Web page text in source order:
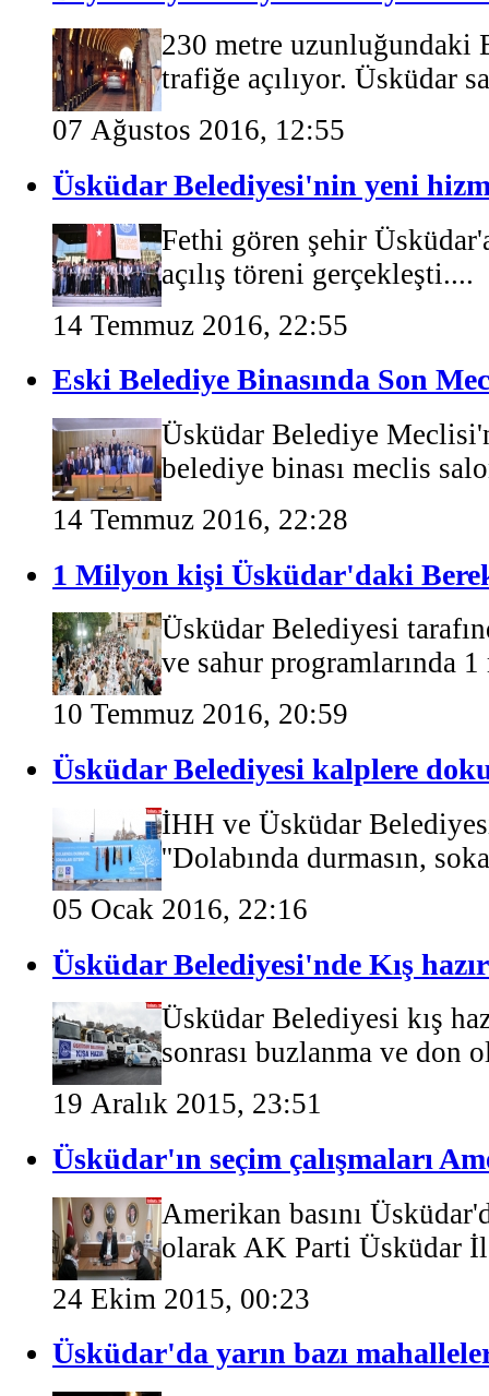
230 metre uzunluğundaki
trafiğe açılıyor. Üsküdar
07 Ağustos 2016, 12:55
Üsküdar Belediyesi'nin yeni
Fethi gören şehir
açılış töreni gerçekleşti....
14 Temmuz 2016, 22:55
Eski Belediye Binasında Son
Üsküdar Belediye
belediye binası meclis
14 Temmuz 2016, 22:28
1 Milyon kişi Üsküdar'daki
Üsküdar Belediyesi
ve sahur programlarında
10 Temmuz 2016, 20:59
Üsküdar Belediyesi kalplere
İHH ve Üsküdar
''Dolabında durmasın,
05 Ocak 2016, 22:16
Üsküdar Belediyesi'nde Kış
Üsküdar Belediyesi kış
sonrası buzlanma ve don
19 Aralık 2015, 23:51
Üsküdar'ın seçim çalışmaları
Amerikan basını
olarak AK Parti Üsküdar
24 Ekim 2015, 00:23
Üsküdar'da yarın bazı